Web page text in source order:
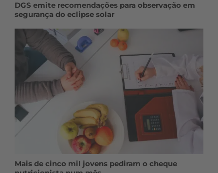
DGS emite recomendações para observação em
segurança do eclipse solar
Mais de cinco mil jovens pediram o cheque